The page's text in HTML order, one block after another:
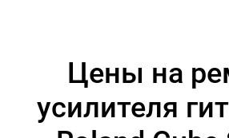
Цены на
усилителя